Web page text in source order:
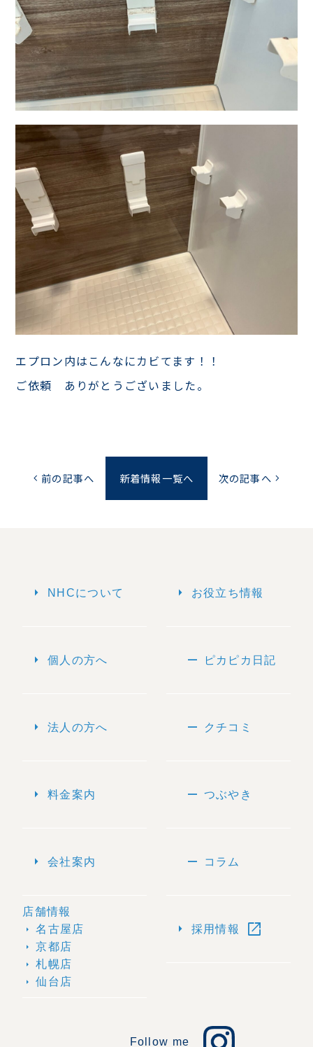
エプロン内はこんなにカビてます！！
ご依頼 ありがとうございました。
chevron_left 前の記事へ 新着情報一覧へ 次の記事へ chevron_right
arrow_right NHCについて
arrow_right 個人の方へ
arrow_right 法人の方へ
arrow_right 料金案内
arrow_right 会社案内
店舗情報
arrow_right 名古屋店
arrow_right 京都店
arrow_right 札幌店
arrow_right 仙台店
arrow_right お役立ち情報
remove ピカピカ日記
remove クチコミ
remove つぶやき
remove コラム
arrow_right 採用情報 open_in_new
Follow me